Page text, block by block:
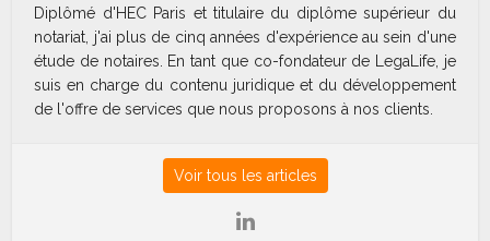
Diplômé d'HEC Paris et titulaire du diplôme supérieur du
notariat, j'ai plus de cinq années d'expérience au sein d'une
étude de notaires. En tant que co-fondateur de LegaLife, je
suis en charge du contenu juridique et du développement
de l'offre de services que nous proposons à nos clients.
Voir tous les articles